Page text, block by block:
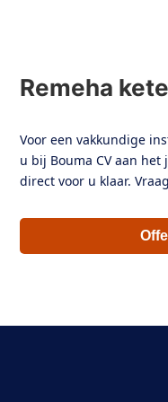
Remeha
Voor een vakkundige
u bij Bouma CV aan
direct voor u klaar.